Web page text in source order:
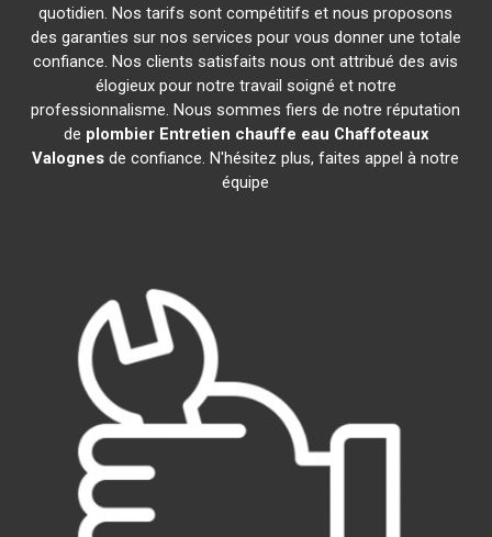
quotidien. Nos tarifs sont compétitifs et nous proposons
des garanties sur nos services pour vous donner une totale
confiance. Nos clients satisfaits nous ont attribué des avis
élogieux pour notre travail soigné et notre
professionnalisme. Nous sommes fiers de notre réputation
de plombier Entretien chauffe eau Chaffoteaux
Valognes de confiance. N'hésitez plus, faites appel à notre
équipe